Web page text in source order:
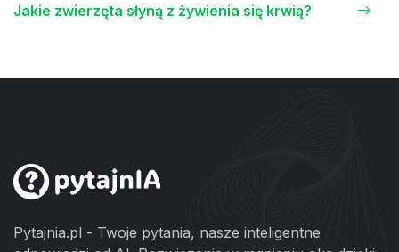
Jakie zwierzęta słyną z żywienia się krwią?
Pytajnia.pl - Twoje pytania, nasze inteligentne